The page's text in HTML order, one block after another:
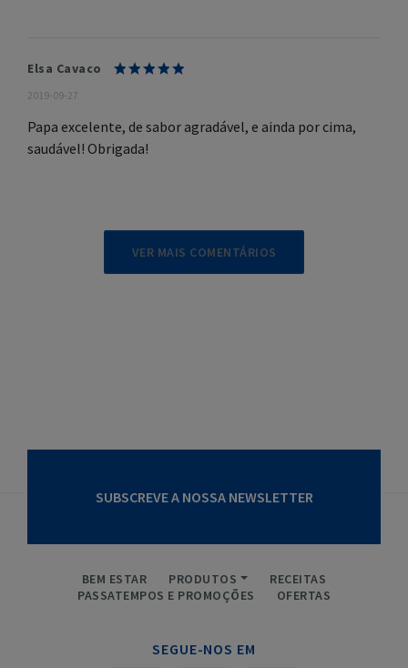
Elsa Cavaco
2019-09-27
Papa excelente, de sabor agradável, e ainda por cima,
saudável! Obrigada!
VER MAIS COMENTÁRIOS
SUBSCREVE A NOSSA NEWSLETTER
BEM ESTAR PRODUTOS
RECEITAS
PASSATEMPOS E PROMOÇÕES
OFERTAS
SEGUE-NOS EM